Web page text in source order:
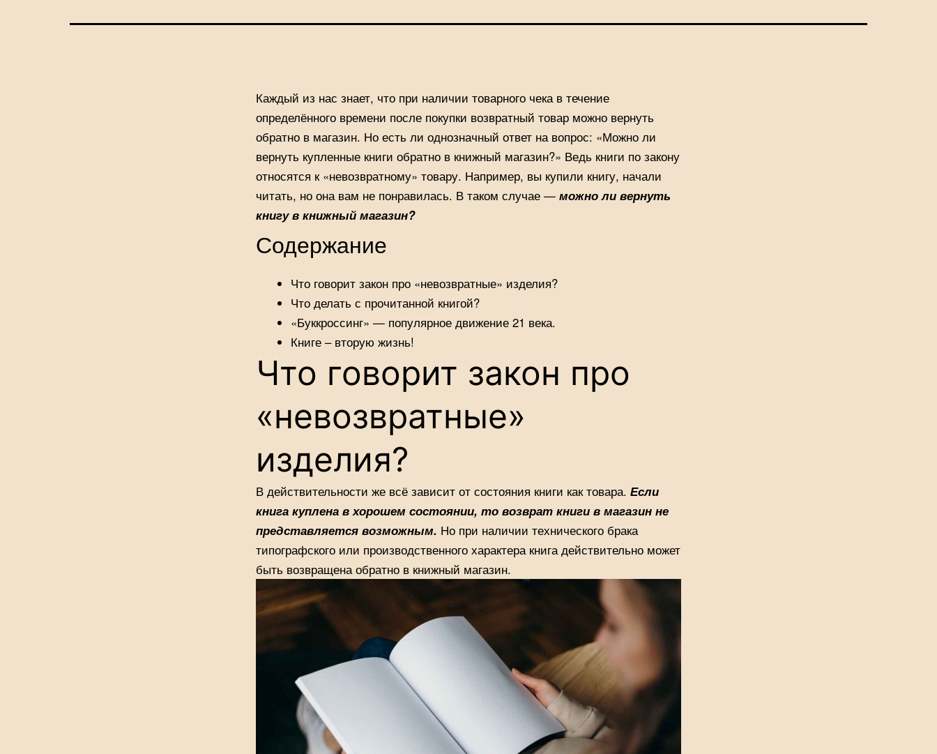
Каждый из нас знает, что при наличии товарного чека в течение
определённого времени после покупки возвратный товар можно вернуть
обратно в магазин. Но есть ли однозначный ответ на вопрос: «Можно ли
вернуть купленные книги обратно в книжный магазин?» Ведь книги по закону
относятся к «невозвратному» товару. Например, вы купили книгу, начали
читать, но она вам не понравилась. В таком случае — можно ли вернуть
книгу в книжный магазин?
Содержание
Что говорит закон про «невозвратные» изделия?
Что делать с прочитанной книгой?
«Буккроссинг» — популярное движение 21 века.
Книге – вторую жизнь!
Что говорит закон про
«невозвратные»
изделия?
В действительности же всё зависит от состояния книги как товара. Если
книга куплена в хорошем состоянии, то возврат книги в магазин не
представляется возможным. Но при наличии технического брака
типографского или производственного характера книга действительно может
быть возвращена обратно в книжный магазин.